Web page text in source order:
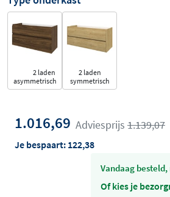
2 laden
asymmetrisch
2 laden
symmetrisch
1.016,69 Adviesprijs 1.139,07
Je bespaart: 122,38
vandaag
Of kies je